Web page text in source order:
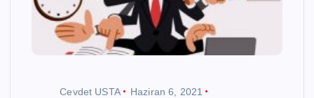
Cevdet USTA
Haziran 6, 2021